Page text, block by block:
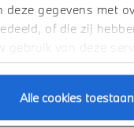
deze gegevens met
of die zij
gebruik van deze
Alle cookies toestaan